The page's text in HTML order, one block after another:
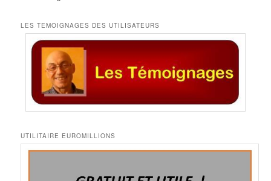
LES TEMOIGNAGES DES UTILISATEURS
UTILITAIRE EUROMILLIONS